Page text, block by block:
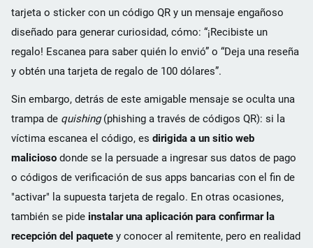
tarjeta o sticker con un código QR y un mensaje engañoso
diseñado para generar curiosidad, cómo: “¡Recibiste un
regalo! Escanea para saber quién lo envió” o “Deja una reseña
y obtén una tarjeta de regalo de 100 dólares”.
Sin embargo, detrás de este amigable mensaje se oculta una
trampa de quishing(phishing a través de códigos QR): si la
víctima escanea el código, es dirigida a un sitio web
malicioso donde se la persuade a ingresar sus datos de pago
o códigos de verificación de sus apps bancarias con el fin de
"activar" la supuesta tarjeta de regalo. En otras ocasiones,
también se pide instalar una aplicación para confirmar la
recepción del paquete y conocer al remitente, pero en realidad